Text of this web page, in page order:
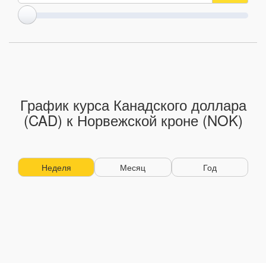
График курса Канадского доллара
(CAD) к Норвежской кроне (NOK)
Неделя Месяц Год